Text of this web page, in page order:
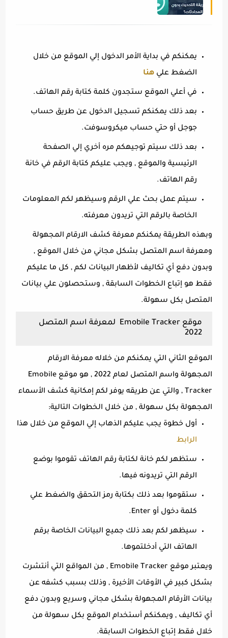
يمكنكم في بداية الأمر الدخول إلي الموقع من خلال
الضغط عليهنا
في أعلي الموقع ستجدون كلمة كتابة رقم الهاتف.
بعد ذلك يمكنكم تسجيل الدخول عن طريق حساب
جوجل أو حتي حساب ميكروسوفت.
بعد ذلك سيتم توجيهكم مره أخري إلي الصفحة
الرئيسية والموقع , ويجب عليكم كتابة الرقم في خانة
رقم الهاتف.
سيتم عمل بحث علي الرقم وسيظهر لكم المعلومات
الخاصة بالرقم التي تريدون معرفته.
وبهذه الطريقة يمكنكم معرفة كشف الارقام المجهولة
ومعرفة اسم المتصل بشكل مجاني من خلال الموقع ,
وبدون دفع أي تكاليف لأظهار البيانات لكم , كل ما عليكم
فقط هو إتباع الخطوات السابقة , وستحصلون علي بيانات
المتصل بكل سهولة.
موقع Emobile Tracker لمعرفة اسم المتصل
2022
الموقع الثاني التي يمكنكم من خلاله معرفة الارقام
المجهولة واسم المتصل لعام 2022 , هو موقع Emobile
Tracker , والتي عن طريقه يوفر لكم إمكانية كشف الأسماء
المجهولة بكل سهولة , من خلال الخطوات التالية:
أول خطوة يجب عليكم الذهاب إلي الموقع من خلال هذا
الرابط
ستظهر لكم خانة لكتابة رقم الهاتف تقوموا بوضع
الرقم التي تريدونه فيها.
ستقوموا بعد ذلك بكتابة رمز التحقق والضغط علي
كلمة دخول أو Enter.
سيظهر لكم بعد ذلك جميع البيانات الخاصة برقم
الهاتف التي أدخلتموها.
ويعتبر موقع Emobile Tracker , من المواقع التي أنتشرت
بشكل كبير في الأوقات الأخيرة , وذلك بسبب كشفه عن
بيانات الأرقام المجهولة بشكل مجاني وسريع وبدون دفع
أي تكاليف , ويمكنكم أستخدام الموقع بكل سهولة من
خلال فقط إتباع الخطوات السابقة.